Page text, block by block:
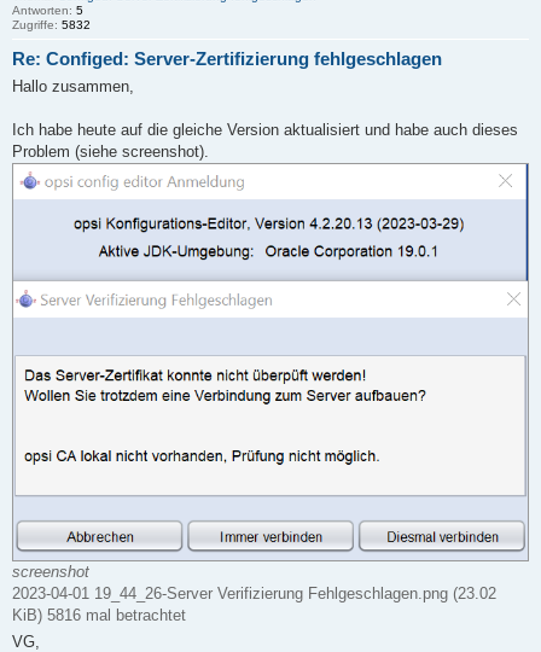
Antworten: 5
Zugriffe: 5832
Re: Configed: Server-Zertifizierung fehlgeschlagen
Hallo zusammen,
Ich habe heute auf die gleiche Version aktualisiert und habe auch dieses
Problem (siehe screenshot).
screenshot
2023-04-01 19_44_26-Server Verifizierung Fehlgeschlagen.png (23.02
KiB) 5816 mal betrachtet
VG,